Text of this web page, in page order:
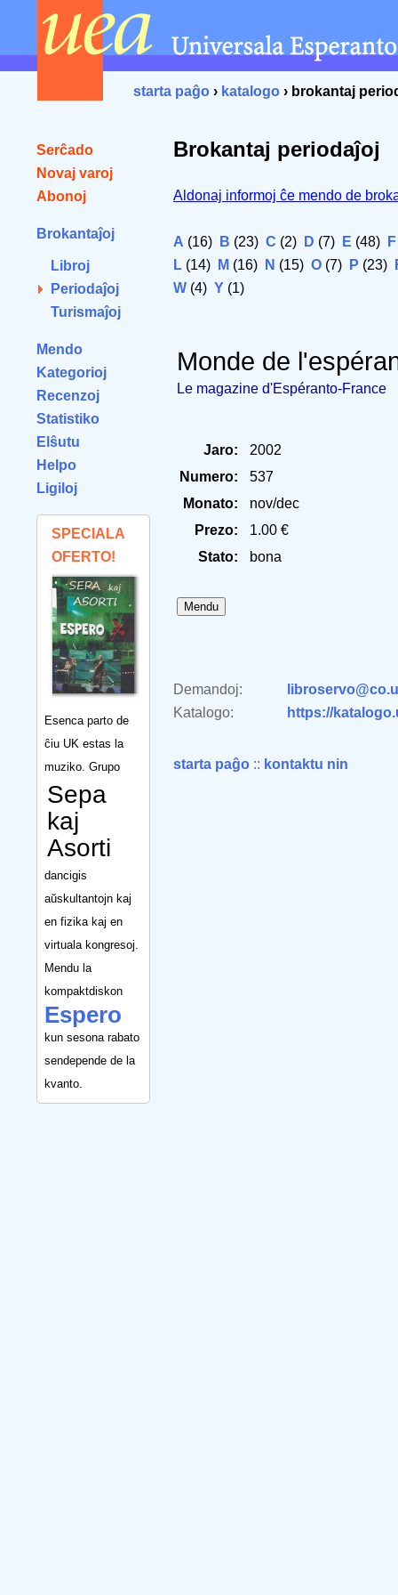
starta paĝo › katalogo › brokantaj
Serĉado
Novaj varoj
Abonoj
Brokantaĵoj
Libroj
Periodaĵoj
Turismaĵoj
Mendo
Kategorioj
Recenzoj
Statistiko
Elŝutu
Helpo
Ligiloj
SPECIALA
OFERTO!
Esenca parto de
ĉiu UK estas la
muziko. Grupo
Sepa
kaj
Asorti
dancigis
aŭskultantojn kaj
en fizika kaj en
virtuala kongresoj.
Mendu la
kompaktdiskon
Espero
kun sesona rabato
sendepende de la
kvanto.
Brokantaj periodaĵoj
Aldonaj informoj ĉe mendo de
A (16) B (23) C (2) D (7) E (48) F
L (14) M (16) N (15) O (7) P (23)
W (4) Y (1)
Monde de
Le magazine d'Espéranto-France
Jaro:
2002
Numero:
537
Monato:
nov/dec
Prezo:
1.00 €
Stato:
bona
Demandoj:
Katalogo:
https://
starta paĝo :: kontaktu nin